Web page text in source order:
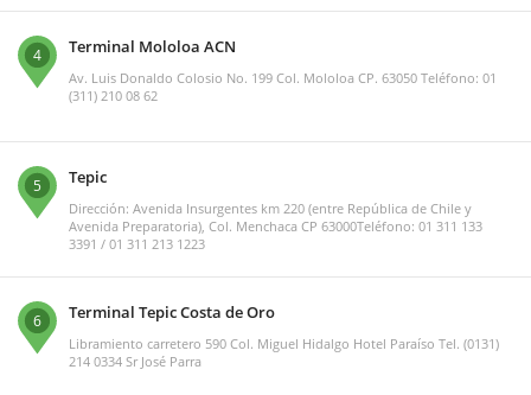
4 Terminal Mololoa ACN
Av. Luis Donaldo Colosio No. 199 Col. Mololoa CP. 63050 Teléfono: 01
(311) 210 08 62
5 Tepic
Dirección: Avenida Insurgentes km 220 (entre República de Chile y
Avenida Preparatoria), Col. Menchaca CP 63000Teléfono: 01 311 133
3391 / 01 311 213 1223
6 Terminal Tepic Costa de Oro
Libramiento carretero 590 Col. Miguel Hidalgo Hotel Paraíso Tel. (0131)
214 0334 Sr José Parra